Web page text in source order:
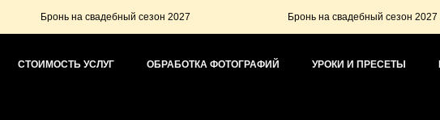
СТОИМОСТЬ УСЛУГ ОБРАБОТКА ФОТОГРАФИЙ УРОКИ И ПРЕСЕТЫ
на свадебный сезон 2027 Бронь на свадебный сезон 2027